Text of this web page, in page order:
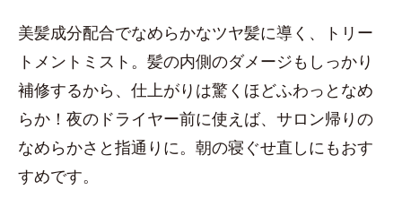
美髪成分配合でなめらかなツヤ髪に導く、トリー
トメントミスト。髪の内側のダメージもしっかり
補修するから、仕上がりは驚くほどふわっとなめ
らか！夜のドライヤー前に使えば、サロン帰りの
なめらかさと指通りに。朝の寝ぐせ直しにもおす
すめです。